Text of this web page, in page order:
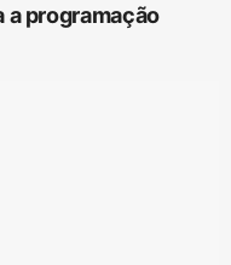
a programação